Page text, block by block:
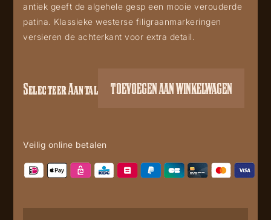
antiek geeft de algehele gesp een mooie verouderde
patina. Klassieke westerse filigraanmarkeringen
versieren de achterkant voor extra detail.
Texas
aantal
Selecteer Aantal TOEVOEGEN AAN WINKELWAGEN
Veilig online betalen